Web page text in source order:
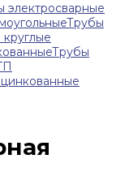
электросварные
Трубы
Трубы